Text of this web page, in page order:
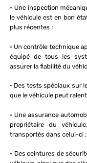
• Une inspection
le véhicule est en bon
plus récentes ;
• Un contrôle technique
équipé de tous les
assurer la fiabilité du
• Des tests spéciaux sur
que le véhicule peut
• Une assurance
propriétaire du
transportés dans celui-ci ;
• Des ceintures de